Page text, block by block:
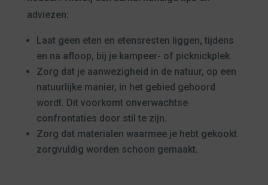
adviezen:
Laat geen eten en etensresten liggen, tijdens
en na afloop, bij je kampeer- of picknickplek.
Zorg dat je aanwezigheid in de natuur, op een
natuurlijke manier, in het gebied gehoord
wordt. Dit voorkomt onverwachtse
confrontaties door stil te zijn.
Zorg dat materialen waarmee je hebt gekookt
zorgvuldig worden schoon gemaakt.